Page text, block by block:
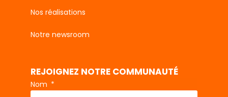
Nos réalisations
Notre newsroom
REJOIGNEZ NOTRE COMMUNAUTÉ
Nom